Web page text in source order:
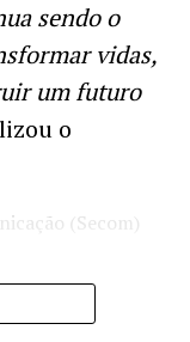
sendo o
vidas,
um futuro
o
(Secom)